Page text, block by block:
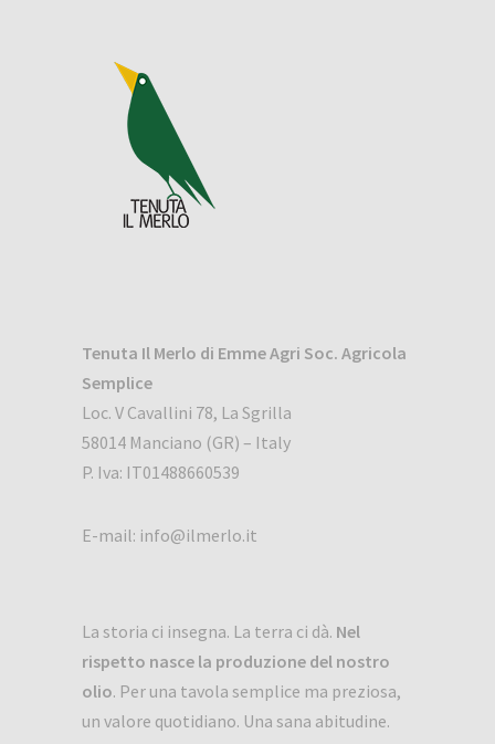
Tenuta Il Merlo di Emme Agri Soc. Agricola
Semplice
Loc. V Cavallini 78, La Sgrilla
58014 Manciano (GR) – Italy
P. Iva: IT01488660539
E-mail: info@ilmerlo.it
La storia ci insegna. La terra ci dà. Nel
rispetto nasce la produzione del nostro
olio. Per una tavola semplice ma preziosa,
un valore quotidiano. Una sana abitudine.